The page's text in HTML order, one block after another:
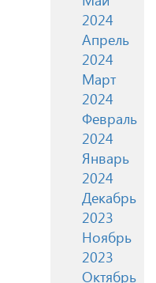
2024
Апрель
2024
Март
2024
Февраль
2024
Январь
2024
Декабрь
2023
Ноябрь
2023
Октябрь